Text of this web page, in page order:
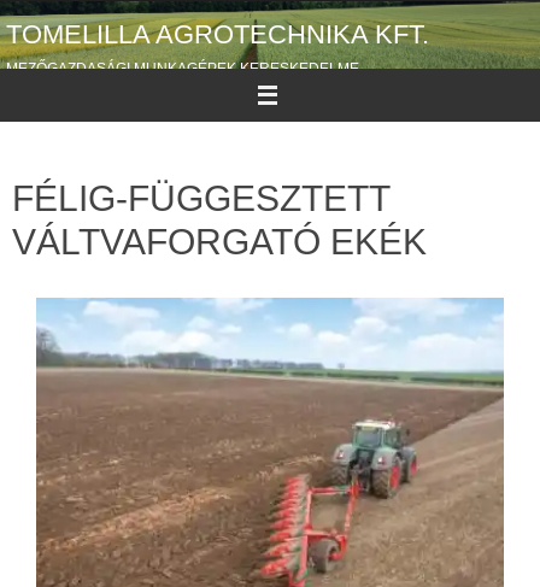
TOMELILLA AGROTECHNIKA KFT.
MEZŐGAZDASÁGI MUNKAGÉPEK KERESKEDELME
FÉLIG-FÜGGESZTETT
VÁLTVAFORGATÓ EKÉK